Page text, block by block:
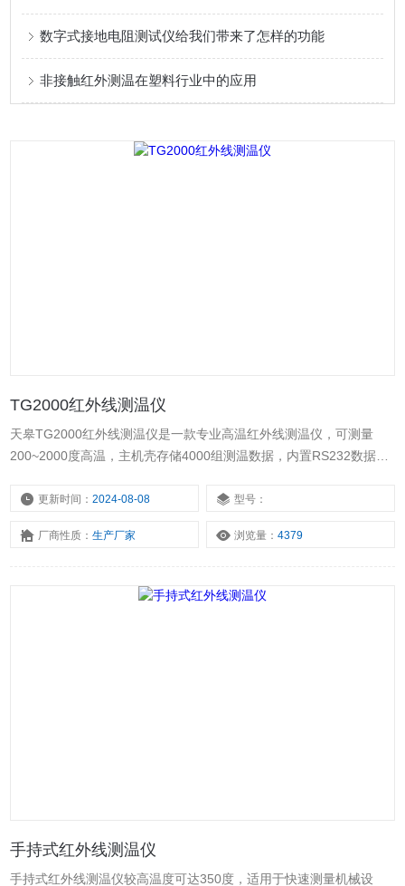
数字式接地电阻测试仪给我们带来了怎样的功能
非接触红外测温在塑料行业中的应用
TG2000红外线测温仪
天皋TG2000红外线测温仪是一款专业高温红外线测温仪，可测量
200~2000度高温，主机壳存储4000组测温数据，内置RS232数据线
源接口，可使用电源适配器长时间使用，适用于高温铸造及冶炼行业
更新时间：2024-08-08 型号：
厂商性质：生产厂家 浏览量：4379
手持式红外线测温仪
手持式红外线测温仪较高温度可达350度，适用于快速测量机械设